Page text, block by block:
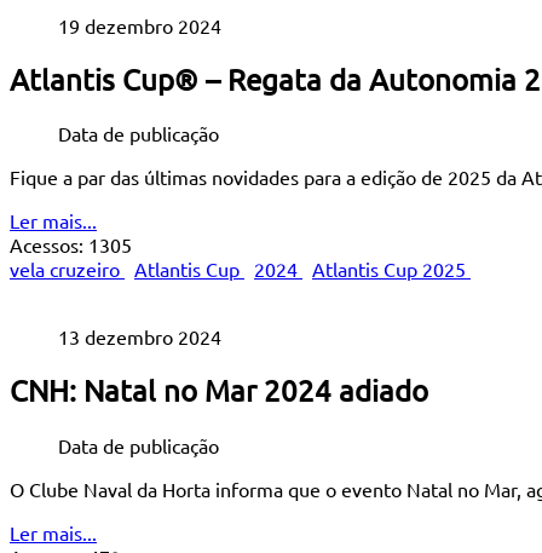
19 dezembro 2024
Atlantis Cup® – Regata da Autonomia
Data de publicação
Fique a par das últimas novidades para a edição de 2025 da
Ler mais...
Acessos: 1305
vela cruzeiro Atlantis Cup 2024 Atlantis Cup 2025
13 dezembro 2024
CNH: Natal no Mar 2024 adiado
Data de publicação
O Clube Naval da Horta informa que o evento Natal no Mar,
Ler mais...